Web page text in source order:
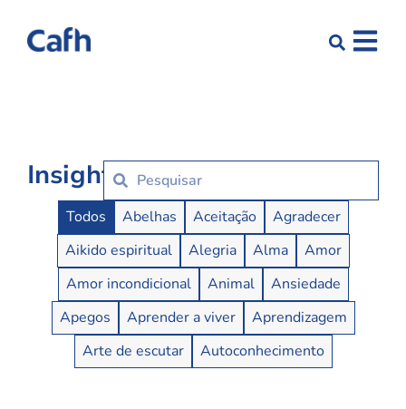
Insights
Insights Buttons
Todos Abelhas Aceitação
Agradecer
Aikido espiritual
Alegria Alma
Amor
Amor incondicional
Animal
Ansiedade
Apegos
Aprender a viver
Aprendizagem
Arte de escutar
Autoconhecimento